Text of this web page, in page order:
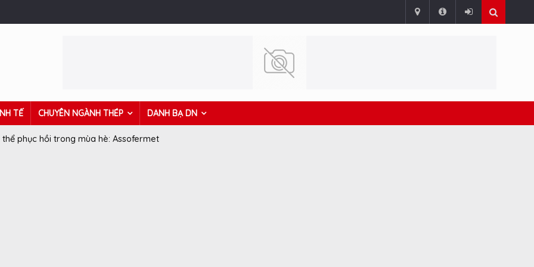
TẾ CHUYÊN NGÀNH THÉP DANH BẠ DN
thể phục hồi trong mùa hè: Assofermet